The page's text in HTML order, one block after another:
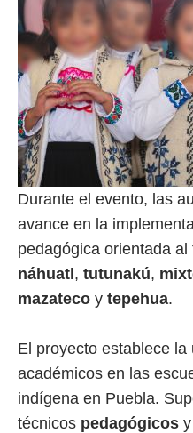
Durante el evento, las
avance en la
pedagógica orientada
náhuatl , tutunakú,
mazateco y tepehua.
El proyecto establece
académicos en las
indígena en Puebla.
técnicos pedagógicos